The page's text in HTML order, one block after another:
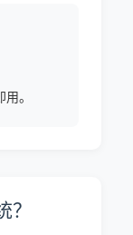
。